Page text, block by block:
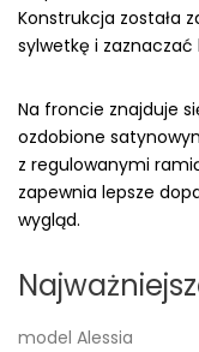
Konstrukcja została
sylwetkę i zaznaczać
Na froncie znajduje
ozdobione
z regulowanymi
zapewnia lepsze
wygląd.
model Alessia